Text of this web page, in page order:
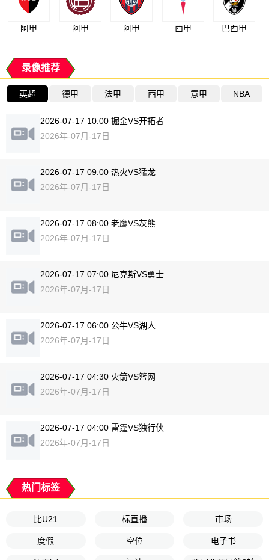
阿甲 阿甲 阿甲 西甲 巴西甲
录像推荐
英超 德甲 法甲 西甲 意甲 NBA
2026-07-17 10:00 掘金VS开拓者
2026年-07月-17日
2026-07-17 09:00 热火VS猛龙
2026年-07月-17日
2026-07-17 08:00 老鹰VS灰熊
2026年-07月-17日
2026-07-17 07:00 尼克斯VS勇士
2026年-07月-17日
2026-07-17 06:00 公牛VS湖人
2026年-07月-17日
2026-07-17 04:30 火箭VS篮网
2026年-07月-17日
2026-07-17 04:00 雷霆VS独行侠
2026年-07月-17日
热门标签
比U21 标直播 市场
度假 空位 电子书